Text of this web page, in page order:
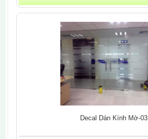
Decal Dán Kính Mờ-03